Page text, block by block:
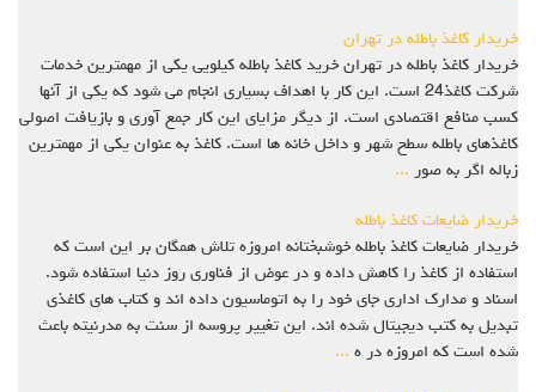
خریدار کاغذ باطله در تهران
خریدار کاغذ باطله در تهران خرید کاغذ باطله کیلویی یکی از مهمترین خدمات
شرکت کاغذ24 است. این کار با اهداف بسیاری انجام می شود که یکی از آنها
کسب منافع اقتصادی است. از دیگر مزایای این کار جمع آوری و بازیافت اصولی
کاغذهای باطله سطح شهر و داخل خانه ها است. کاغذ به عنوان یکی از مهمترین
زباله اگر به صور ...
خریدار ضایعات کاغذ باطله
خریدار ضایعات کاغذ باطله خوشبختانه امروزه تلاش همگان بر این است که
استفاده از کاغذ را کاهش داده و در عوض از فناوری روز دنیا استفاده شود.
اسناد و مدارک اداری جای خود را به اتوماسیون داده اند و کتاب های کاغذی
تبدیل به کتب دیجیتال شده اند. این تغییر پروسه از سنت به مدرنیته باعث
شده است که امروزه در ه ...